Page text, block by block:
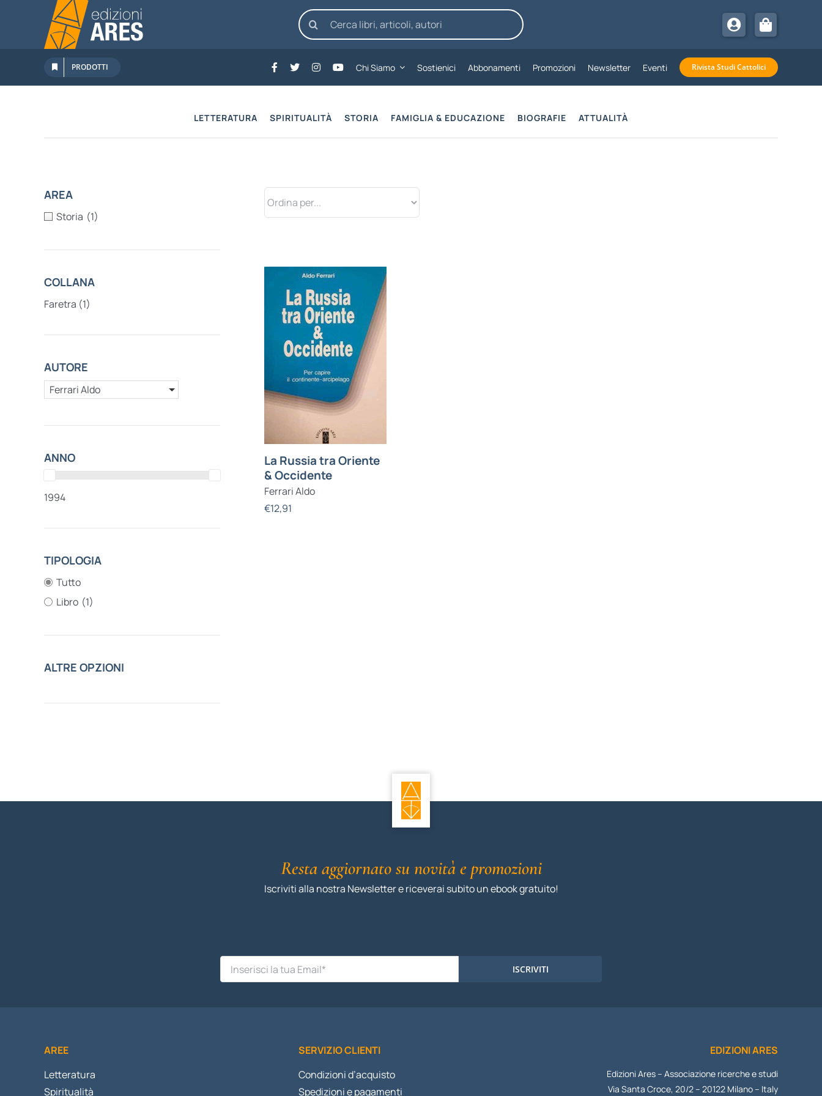
contenuto
Cerca
per:
PRODOTTI Chi Siamo Sostienici Abbonamenti Promozioni Newsletter Eventi Rivista Studi Cattolici
LETTERATURA SPIRITUALITÀ STORIA FAMIGLIA & EDUCAZIONE BIOGRAFIE ATTUALITÀ
La Russia tra Oriente
& Occidente
Ferrari Aldo
€12,91
AREA
Storia (1)
COLLANA
Faretra (1)
AUTORE
Ferrari Aldo
ANNO
1994
TIPOLOGIA
Tutto
Libro (1)
ALTRE OPZIONI
Resta aggiornato su novità e promozioni
Iscriviti alla nostra Newsletter e riceverai subito un ebook gratuito!
ISCRIVITI
AREE
Letteratura
Spiritualità
SERVIZIO CLIENTI
Condizioni d’acquisto
Spedizioni e pagamenti
EDIZIONI ARES
Edizioni Ares – Associazione ricerche e studi
Via Santa Croce, 20/2 – 20122 Milano – Italy